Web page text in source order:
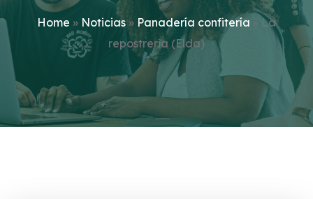
Home » Noticias» Panadería confitería » La
repostreria (Elda)